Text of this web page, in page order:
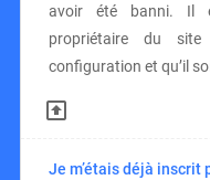
avoir été banni. Il
propriétaire du
configuration et qu’il
Je m’étais déjà inscrit